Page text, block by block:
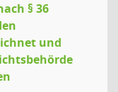
§ 36
und